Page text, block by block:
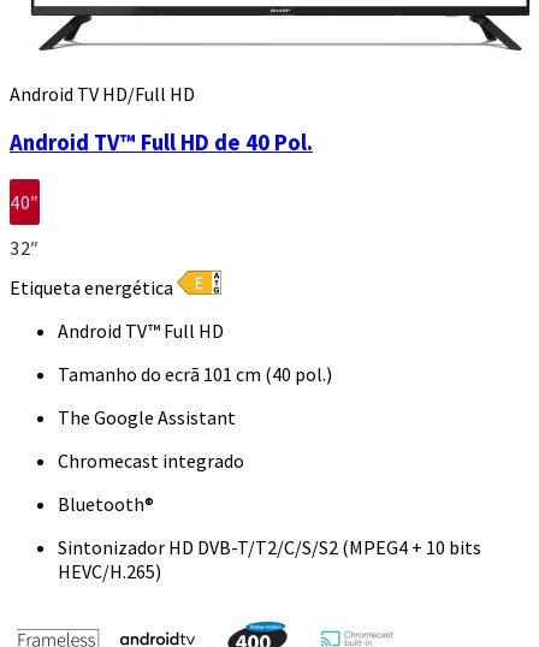
Android TV HD/Full HD
Android TV™ Full HD de 40 Pol.
40″
32″
Etiqueta energética
Android TV™ Full HD
Tamanho do ecrã 101 cm (40 pol.)
The Google Assistant
Chromecast integrado
Bluetooth®
Sintonizador HD DVB-T/T2/C/S/S2 (MPEG4 + 10 bits
HEVC/H.265)